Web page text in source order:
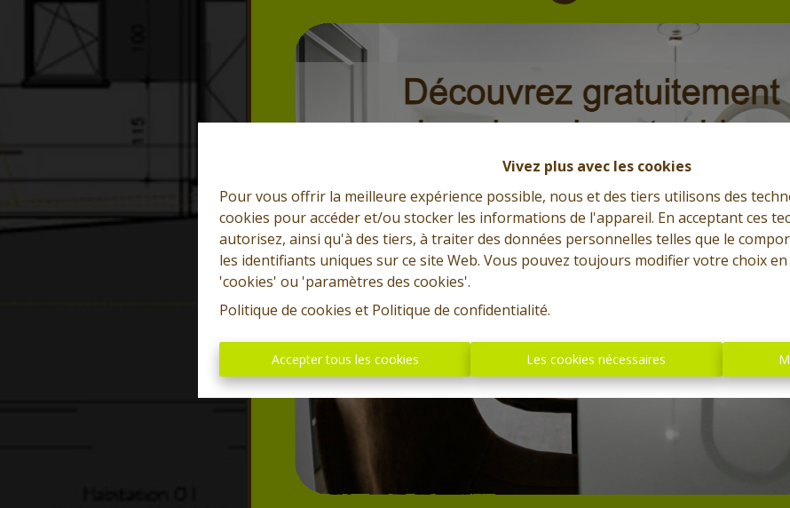
Vivez plus avec les cookies
Pour vous offrir la meilleure expérience possible, nous et des tiers utilisons des
cookies pour accéder et/ou stocker les informations de l'appareil. En acceptant ces
autorisez, ainsi qu'à des tiers, à traiter des données personnelles telles que le
les identifiants uniques sur ce site Web. Vous pouvez toujours modifier votre choix
'cookies' ou 'paramètres des cookies'.
Politique de cookies et Politique de confidentialité.
Accepter tous les cookies Les cookies nécessaires